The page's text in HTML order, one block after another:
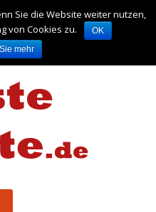
Sie die Website weiter nutzen,
von Cookies zu.
OK
mehr